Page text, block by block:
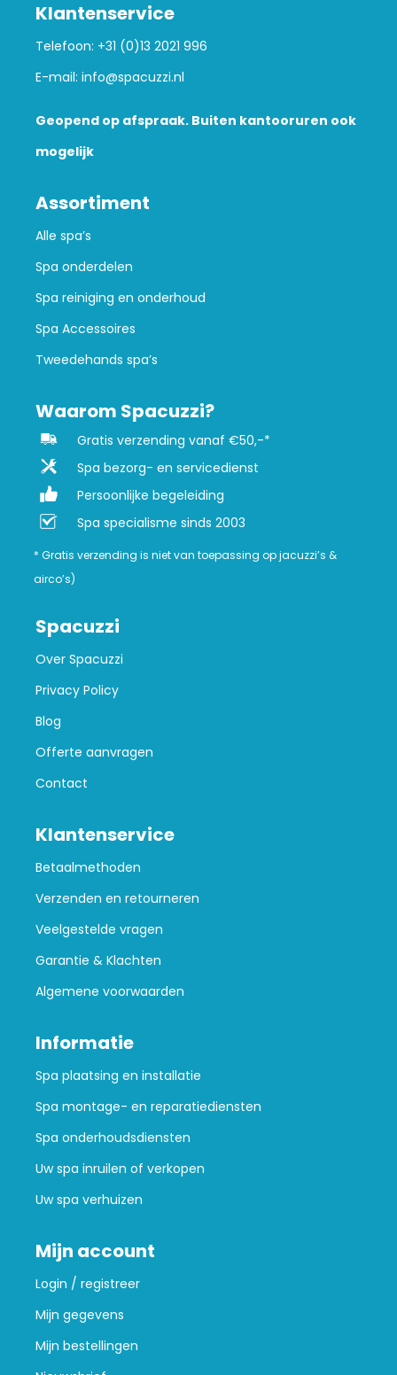
Klantenservice
Telefoon: +31 (0)13 2021 996
E-mail: info@spacuzzi.nl
Geopend op afspraak. Buiten kantooruren ook
mogelijk
Assortiment
Alle spa’s
Spa onderdelen
Spa reiniging en onderhoud
Spa Accessoires
Tweedehands spa’s
Waarom Spacuzzi?
Gratis verzending vanaf €50,-*
Spa bezorg- en servicedienst
Persoonlijke begeleiding
Spa specialisme sinds 2003
* Gratis verzending is niet van toepassing op jacuzzi’s &
airco’s)
Spacuzzi
Over Spacuzzi
Privacy Policy
Blog
Offerte aanvragen
Contact
Klantenservice
Betaalmethoden
Verzenden en retourneren
Veelgestelde vragen
Garantie & Klachten
Algemene voorwaarden
Informatie
Spa plaatsing en installatie
Spa montage- en reparatiediensten
Spa onderhoudsdiensten
Uw spa inruilen of verkopen
Uw spa verhuizen
Mijn account
Login / registreer
Mijn gegevens
Mijn bestellingen